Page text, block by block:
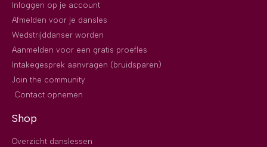
Inloggen op je account
Afmelden voor je dansles
Wedstrijddanser worden
Aanmelden voor een gratis proefles
Intakegesprek aanvragen (bruidsparen)
Join the community
Contact opnemen
Shop
Overzicht danslessen